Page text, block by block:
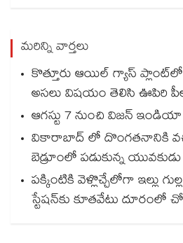
మరిన్ని వార్తలు
కొత్తూరు ఆయిల్ గ్యాస్⁪ ప్లాంట్⁫లో
అసలు విషయం తెలిసి ఊపిరి
ఆగస్టు 7 నుంచి విజన్
వికారాబాద్‌ లో దొంగతనానికి
బెడ్రూంలో పడుకున్న యువకుడు
పక్కింటికి వెళ్లొచ్చేలోగా ఇల్లు
స్టేషన్‌‌కు కూతవేటు దూరంలో